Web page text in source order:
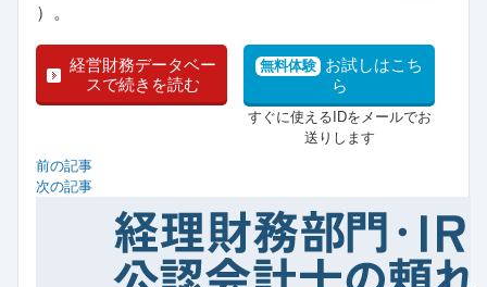
）。
経営財務データベー
スで続きを読む
無料体験 お試しはこち
ら
すぐに使えるIDをメールでお
送りします
前の記事
次の記事